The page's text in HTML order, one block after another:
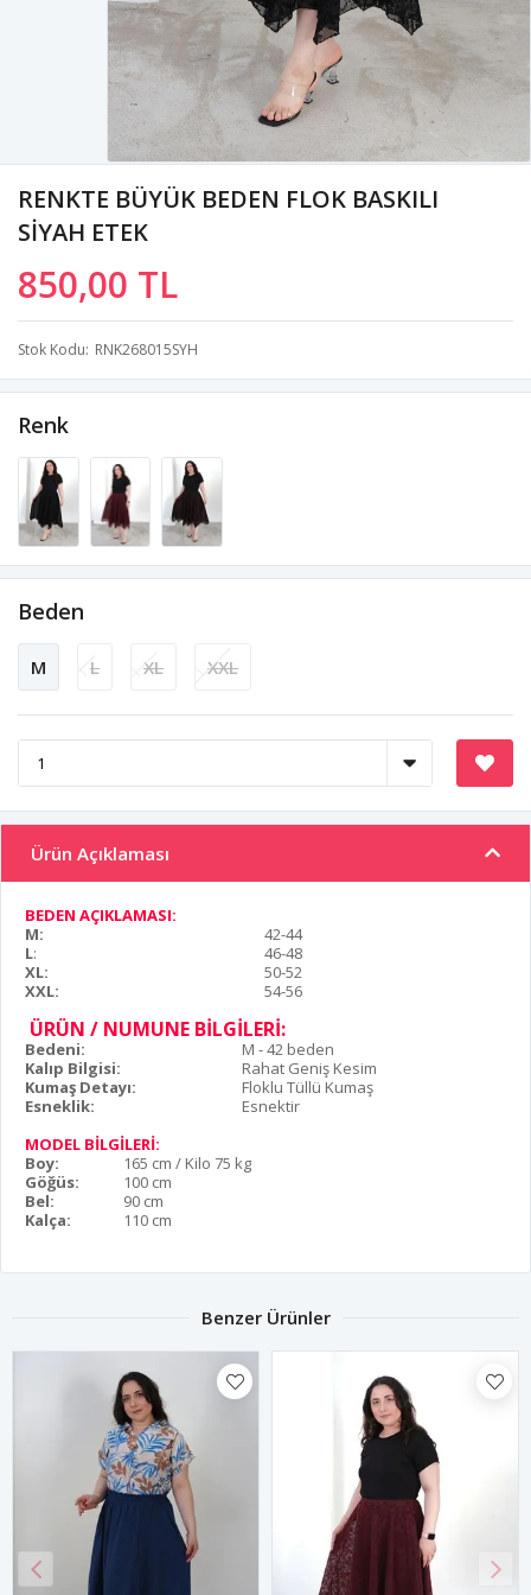
RENKTE BÜYÜK BEDEN FLOK BASKILI
SİYAH ETEK
850,00 TL
Stok Kodu RNK268015SYH
Renk
Beden
M L XL XXL
Ürün Açıklaması
BEDEN AÇIKLAMASI:
M:
42-44
L:
46-48
XL:
50-52
XXL:
54-56
ÜRÜN / NUMUNE BİLGİLERİ:
Bedeni:
M - 42 beden
Kalıp Bilgisi:
Rahat Geniş Kesim
Kumaş Detayı:
Floklu Tüllü Kumaş
Esneklik:
Esnektir
MODEL BİLGİLERİ:
Boy:
165 cm / Kilo 75 kg
Göğüs:
100 cm
Bel:
90 cm
Kalça:
110 cm
Benzer Ürünler